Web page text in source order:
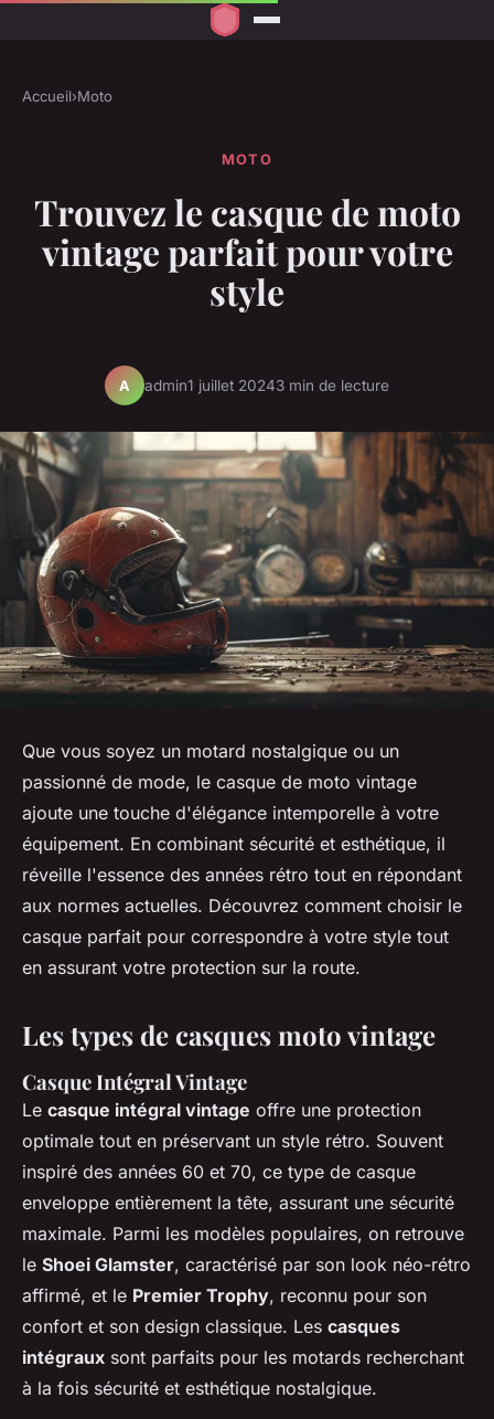
Accueil›Moto
MOTO
Trouvez le casque de moto
vintage parfait pour votre
style
A admin1 juillet 20243 min de lecture
Que vous soyez un motard nostalgique ou un
passionné de mode, le casque de moto vintage
ajoute une touche d'élégance intemporelle à votre
équipement. En combinant sécurité et esthétique, il
réveille l'essence des années rétro tout en répondant
aux normes actuelles. Découvrez comment choisir le
casque parfait pour correspondre à votre style tout
en assurant votre protection sur la route.
Les types de casques moto vintage
Casque Intégral Vintage
Le casque intégral vintage offre une protection
optimale tout en préservant un style rétro. Souvent
inspiré des années 60 et 70, ce type de casque
enveloppe entièrement la tête, assurant une sécurité
maximale. Parmi les modèles populaires, on retrouve
le Shoei Glamster, caractérisé par son look néo-rétro
affirmé, et le Premier Trophy, reconnu pour son
confort et son design classique. Les casques
intégraux sont parfaits pour les motards recherchant
à la fois sécurité et esthétique nostalgique.